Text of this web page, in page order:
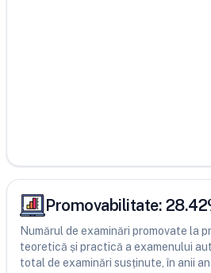
Promovabilitate: 28.42
Numărul de examinări promovate la
teoretică și practică a examenului
total de examinări susținute, în anii